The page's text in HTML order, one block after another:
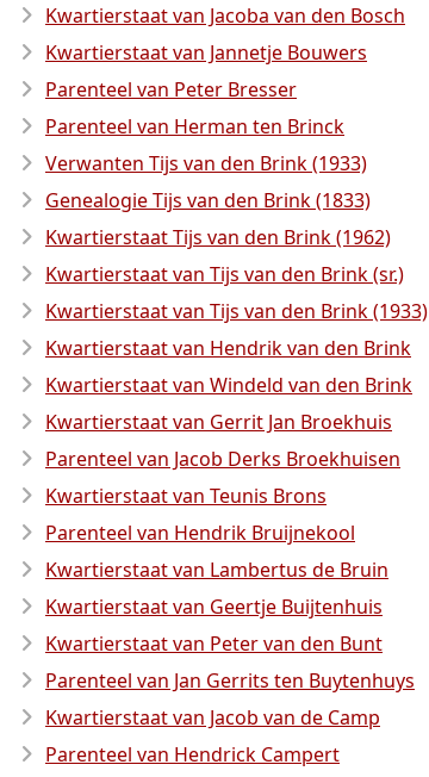
Kwartierstaat van Jacoba van den Bosch
Kwartierstaat van Jannetje Bouwers
Parenteel van Peter Bresser
Parenteel van Herman ten Brinck
Verwanten Tijs van den Brink (1933)
Genealogie Tijs van den Brink (1833)
Kwartierstaat Tijs van den Brink (1962)
Kwartierstaat van Tijs van den Brink (sr.)
Kwartierstaat van Tijs van den Brink (1933)
Kwartierstaat van Hendrik van den Brink
Kwartierstaat van Windeld van den Brink
Kwartierstaat van Gerrit Jan Broekhuis
Parenteel van Jacob Derks Broekhuisen
Kwartierstaat van Teunis Brons
Parenteel van Hendrik Bruijnekool
Kwartierstaat van Lambertus de Bruin
Kwartierstaat van Geertje Buijtenhuis
Kwartierstaat van Peter van den Bunt
Parenteel van Jan Gerrits ten Buytenhuys
Kwartierstaat van Jacob van de Camp
Parenteel van Hendrick Campert